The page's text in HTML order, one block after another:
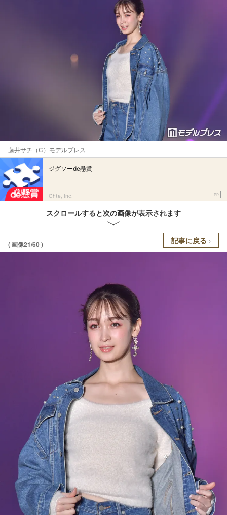
藤井サチ（C）モデルプレス
ジグソーde懸賞
Ohte, Inc. PR
スクロールすると次の画像が表示されます
( 画像21/60 ) 記事に戻る